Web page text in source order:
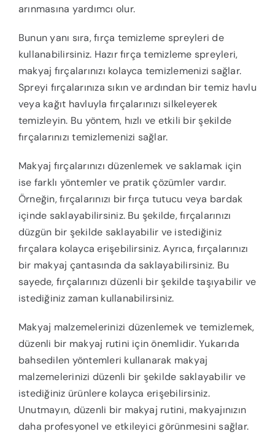
arınmasına yardımcı olur.
Bunun yanı sıra, fırça temizleme spreyleri de
kullanabilirsiniz. Hazır fırça temizleme spreyleri,
makyaj fırçalarınızı kolayca temizlemenizi sağlar.
Spreyi fırçalarınıza sıkın ve ardından bir temiz havlu
veya kağıt havluyla fırçalarınızı silkeleyerek
temizleyin. Bu yöntem, hızlı ve etkili bir şekilde
fırçalarınızı temizlemenizi sağlar.
Makyaj fırçalarınızı düzenlemek ve saklamak için
ise farklı yöntemler ve pratik çözümler vardır.
Örneğin, fırçalarınızı bir fırça tutucu veya bardak
içinde saklayabilirsiniz. Bu şekilde, fırçalarınızı
düzgün bir şekilde saklayabilir ve istediğiniz
fırçalara kolayca erişebilirsiniz. Ayrıca, fırçalarınızı
bir makyaj çantasında da saklayabilirsiniz. Bu
sayede, fırçalarınızı düzenli bir şekilde taşıyabilir ve
istediğiniz zaman kullanabilirsiniz.
Makyaj malzemelerinizi düzenlemek ve temizlemek,
düzenli bir makyaj rutini için önemlidir. Yukarıda
bahsedilen yöntemleri kullanarak makyaj
malzemelerinizi düzenli bir şekilde saklayabilir ve
istediğiniz ürünlere kolayca erişebilirsiniz.
Unutmayın, düzenli bir makyaj rutini, makyajınızın
daha profesyonel ve etkileyici görünmesini sağlar.